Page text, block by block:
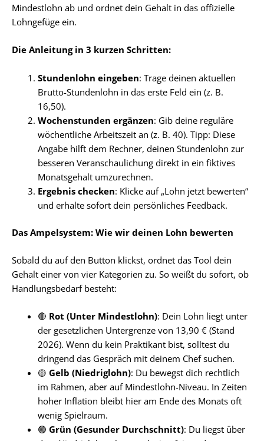
Mindestlohn ab und ordnet dein Gehalt in das offizielle
Lohngefüge ein.
Die Anleitung in 3 kurzen Schritten:
Stundenlohn eingeben: Trage deinen aktuellen
Brutto-Stundenlohn in das erste Feld ein (z. B.
16,50).
Wochenstunden ergänzen: Gib deine reguläre
wöchentliche Arbeitszeit an (z. B. 40). Tipp: Diese
Angabe hilft dem Rechner, deinen Stundenlohn zur
besseren Veranschaulichung direkt in ein fiktives
Monatsgehalt umzurechnen.
Ergebnis checken: Klicke auf „Lohn jetzt bewerten“
und erhalte sofort dein persönliches Feedback.
Das Ampelsystem: Wie wir deinen Lohn bewerten
Sobald du auf den Button klickst, ordnet das Tool dein
Gehalt einer von vier Kategorien zu. So weißt du sofort, ob
Handlungsbedarf besteht:
🔴 Rot (Unter Mindestlohn): Dein Lohn liegt unter
der gesetzlichen Untergrenze von 13,90 € (Stand
2026). Wenn du kein Praktikant bist, solltest du
dringend das Gespräch mit deinem Chef suchen.
🟡 Gelb (Niedriglohn): Du bewegst dich rechtlich
im Rahmen, aber auf Mindestlohn-Niveau. In Zeiten
hoher Inflation bleibt hier am Ende des Monats oft
wenig Spielraum.
🟢 Grün (Gesunder Durchschnitt): Du liegst über